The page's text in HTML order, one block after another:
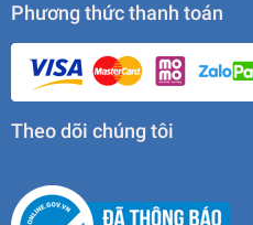
Phương thức thanh toán
Theo dõi chúng tôi